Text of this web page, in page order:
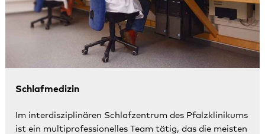
Schlafmedizin
Im interdisziplinären Schlafzentrum des Pfalzklinikums
ist ein multiprofessionelles Team tätig, das die meisten